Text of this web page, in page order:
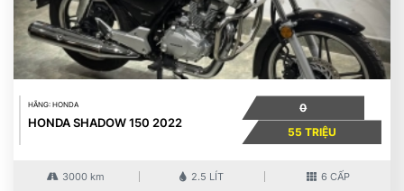
HÃNG: HONDA
HONDA SHADOW 150 2022
0
55 TRIỆU
3000 km 2.5 LÍT 6 CẤP